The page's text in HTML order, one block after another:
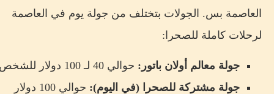
العاصمة بس. الجولات بتختلف من جولة يوم في العاصمة
لرحلات كاملة للصحرا:
جولة معالم أولان باتور: حوالي 40 لـ 100 دولار للشخص.
جولة مشتركة للصحرا (في اليوم):
حوالي 100 دولار